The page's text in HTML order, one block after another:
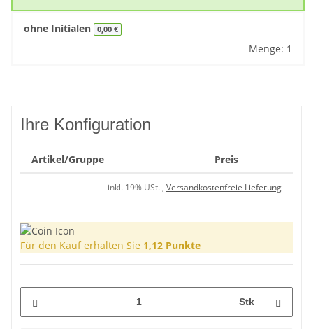
ohne Initialen 0,00 €
Menge: 1
Ihre Konfiguration
Artikel/Gruppe Preis
inkl. 19% USt. , Versandkostenfreie Lieferung
Für den Kauf erhalten Sie 1,12 Punkte
Stk